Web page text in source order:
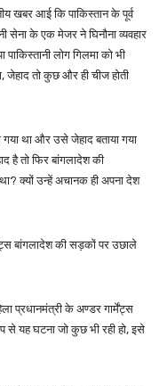
खबर आई कि पाकिस्तान के पूर्व
सेना के एक मेजर ने घिनौना व्यवहार
लोग गिलमा को भी
जेहाद तो कुछ और ही चीज होती
था और उसे जेहाद बताया गया
है तो फिर बांगलादेश की
क्यों उन्हें अचानक ही अपना देश
बांगलादेश की सड़कों पर उछाले
प्रधानमंत्री के अण्डर गार्मेंट्स
से यह घटना जो कुछ भी रही हो, इसे